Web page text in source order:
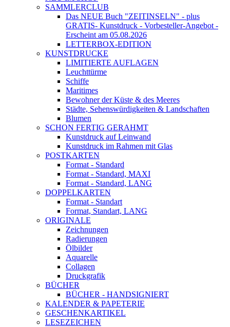
SAMMLERCLUB
Das NEUE Buch "ZEITINSELN" - plus
GRATIS- Kunstdruck - Vorbesteller-Angebot -
Erscheint am 05.08.2026
LETTERBOX-EDITION
KUNSTDRUCKE
LIMITIERTE AUFLAGEN
Leuchttürme
Schiffe
Maritimes
Bewohner der Küste & des Meeres
Städte, Sehenswürdigkeiten & Landschaften
Blumen
SCHON FERTIG GERAHMT
Kunstdruck auf Leinwand
Kunstdruck im Rahmen mit Glas
POSTKARTEN
Format - Standard
Format - Standard, MAXI
Format - Standard, LANG
DOPPELKARTEN
Format - Standart
Format, Standart, LANG
ORIGINALE
Zeichnungen
Radierungen
Ölbilder
Aquarelle
Collagen
Druckgrafik
BÜCHER
BÜCHER - HANDSIGNIERT
KALENDER & PAPETERIE
GESCHENKARTIKEL
LESEZEICHEN